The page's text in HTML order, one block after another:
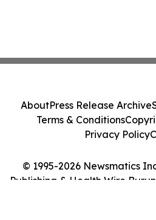
© 1995-2026 Newsmatics
Publishing & Health Wire
AboutPress Release Archive
Terms & Conditions
Privacy Policy